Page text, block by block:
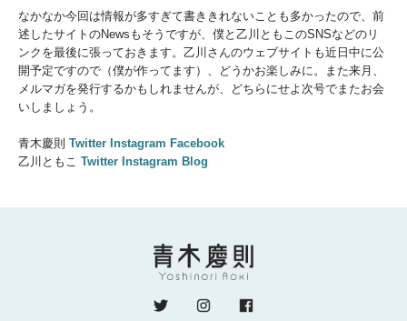
なかなか今回は情報が多すぎて書ききれないことも多かったので、前
述したサイトのNewsもそうですが、僕と乙川ともこのSNSなどのリ
ンクを最後に張っておきます。乙川さんのウェブサイトも近日中に公
開予定ですので（僕が作ってます）、どうかお楽しみに。また来月、
メルマガを発行するかもしれませんが、どちらにせよ次号でまたお会
いしましょう。
青木慶則 Twitter Instagram Facebook
乙川ともこ Twitter Instagram Blog